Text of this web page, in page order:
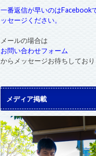
一番返信が早いのはFacebook
ッセージください。
メールの場合は
お問い合わせフォーム
からメッセージお待ちしており
メディア掲載